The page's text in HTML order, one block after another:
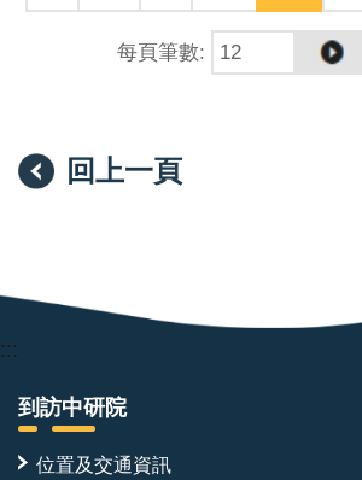
每頁筆數:
回上一頁
:::
到訪中研院
位置及交通資訊